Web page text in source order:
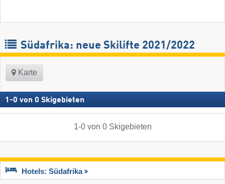
Südafrika: neue Skilifte 2021/2022
Karte
1 -0 von 0 Skigebieten
1-0von 0 Skigebieten
Hotels: Südafrika